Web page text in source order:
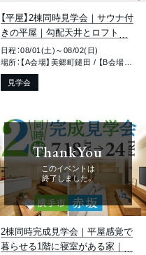
【平屋】2棟同時見学会｜サウナ付
きの平屋｜勾配天井とロフトの
ある平屋｜美郷町鑓田＆大仙市
大曲須和町
日程：08/01(土)～08/02(日)
見学会
ThankYou
このイベントは
終了しました。
2棟同時完成見学会｜平屋感覚で
暮らせる1階に寝室がある家｜子